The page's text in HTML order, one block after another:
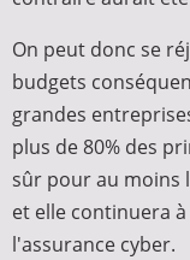
On peut donc se
budgets
grandes
plus de 80% des
sûr pour au moins
et elle continuera
l'assurance cyber.